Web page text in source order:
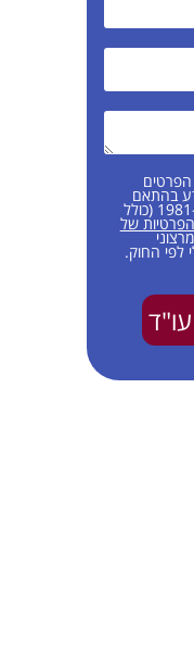
הפרטים
בהתאם
להוראות חוק הגנת הפרטיות, התשמ"א–1981 (כולל
הפרטיות של
לפי החוק.